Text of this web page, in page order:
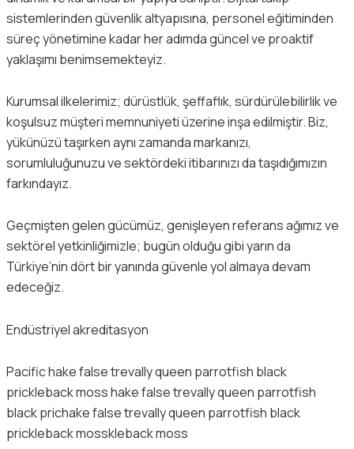
sistemlerinden güvenlik altyapısına, personel eğitiminden
süreç yönetimine kadar her adımda güncel ve proaktif
yaklaşımı benimsemekteyiz.
Kurumsal ilkelerimiz; dürüstlük, şeffaflık, sürdürülebilirlik ve
koşulsuz müşteri memnuniyeti üzerine inşa edilmiştir. Biz,
yükünüzü taşırken aynı zamanda markanızı,
sorumluluğunuzu ve sektördeki itibarınızı da taşıdığımızın
farkındayız.
Geçmişten gelen gücümüz, genişleyen referans ağımız ve
sektörel yetkinliğimizle; bugün olduğu gibi yarın da
Türkiye’nin dört bir yanında güvenle yol almaya devam
edeceğiz.
Endüstriyel akreditasyon
Pacific hake false trevally queen parrotfish black
prickleback moss hake false trevally queen parrotfish
black prichake false trevally queen parrotfish black
prickleback mosskleback moss